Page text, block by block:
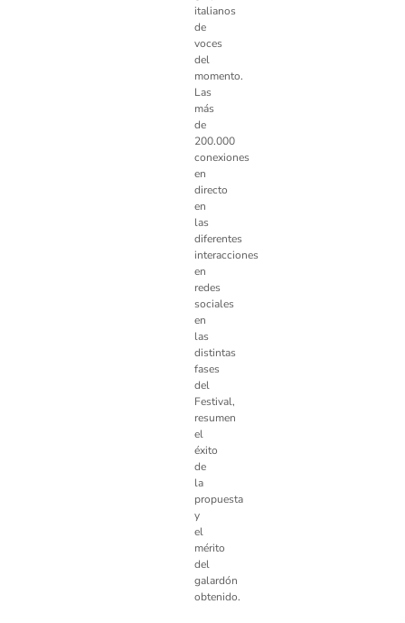
italianos
de
voces
del
momento.
Las
más
de
200.000
conexiones
en
directo
en
las
diferentes
interacciones
en
redes
sociales
en
las
distintas
fases
del
Festival,
resumen
el
éxito
de
la
propuesta
y
el
mérito
del
galardón
obtenido.